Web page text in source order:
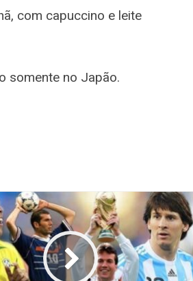
com capuccino e leite
somente no Japão.